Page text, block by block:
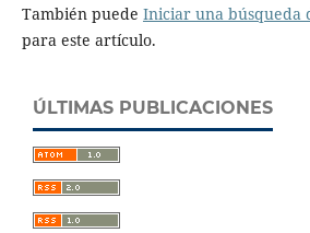
También puede Iniciar una búsqueda
para este artículo.
ÚLTIMAS PUBLICACIONES